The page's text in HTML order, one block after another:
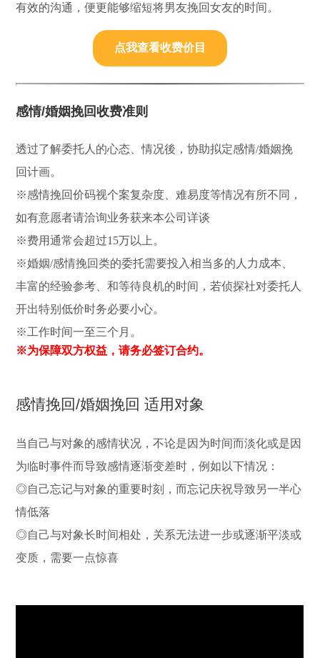
有效的沟通，便更能够缩短将男友挽回女友的时间。
点我查看收费价目
感情/婚姻挽回收费准则
透过了解委托人的心态、情况後，协助拟定感情/婚姻挽
回计画。
※感情挽回价码视个案复杂度、难易度等情况有所不同，
如有意愿者请洽询业务获来本公司详谈
※费用通常会超过15万以上。
※婚姻/感情挽回类的委托需要投入相当多的人力成本、
丰富的经验参考、和等待良机的时间，若侦探社对委托人
开出特别低价时务必要小心。
※工作时间一至三个月。
※为保障双方权益，请务必签订合约。
感情挽回/婚姻挽回 适用对象
当自己与对象的感情状况，不论是因为时间而淡化或是因
为临时事件而导致感情逐渐变差时，例如以下情况：
◎自己忘记与对象的重要时刻，而忘记庆祝导致另一半心
情低落
◎自己与对象长时间相处，关系无法进一步或逐渐平淡或
变质，需要一点惊喜